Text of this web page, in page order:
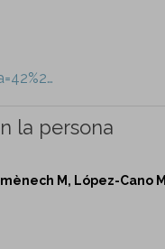
la persona
M, López-Cano